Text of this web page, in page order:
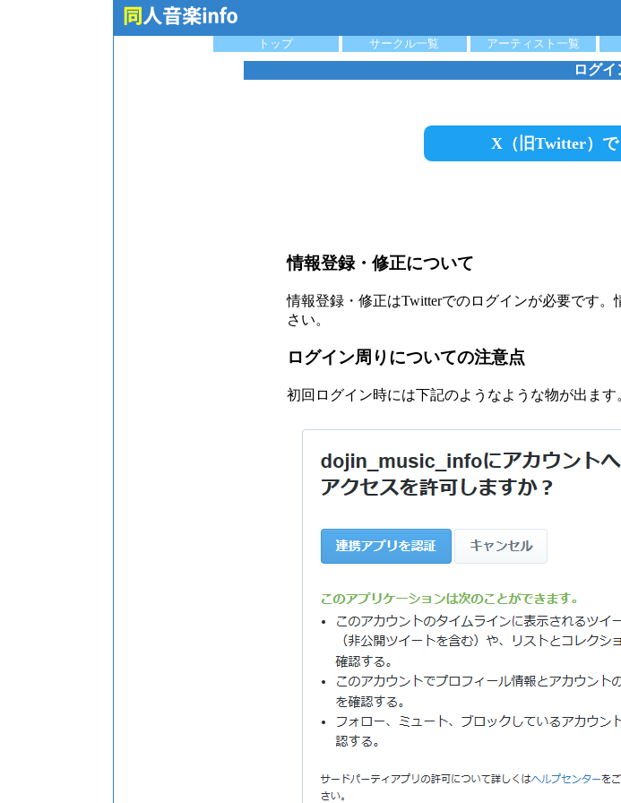
トップ
サークル一覧 アーティスト一覧
ログイ
X（旧Twitter）
情報登録・修正について
情報登録・修正はTwitterでのログインが必要です。
さい。
ログイン周りについての注意点
初回ログイン時には下記のようなような物が出ます